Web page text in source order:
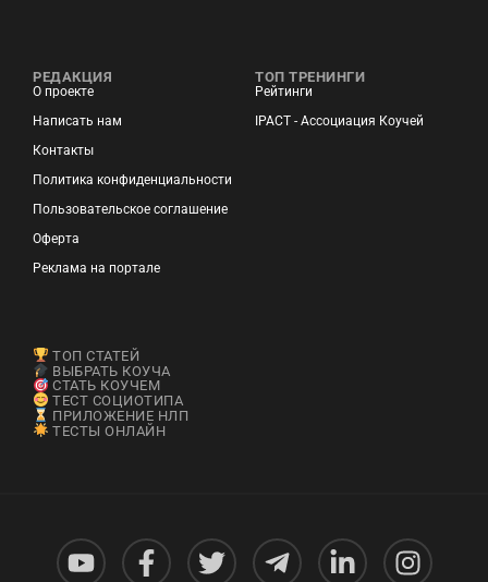
РЕДАКЦИЯ
О проекте
Написать нам
Контакты
Политика конфиденциальности
Пользовательское соглашение
Оферта
Реклама на портале
ТОП ТРЕНИНГИ
Рейтинги
IPACT - Ассоциация Коучей
ТОП СТАТЕЙ
ВЫБРАТЬ КОУЧА
СТАТЬ КОУЧЕМ
ТЕСТ СОЦИОТИПА
ПРИЛОЖЕНИЕ НЛП
ТЕСТЫ ОНЛАЙН